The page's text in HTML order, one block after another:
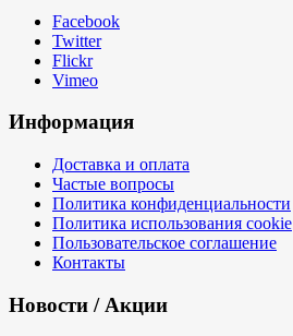
Facebook
Twitter
Flickr
Vimeo
Информация
Доставка и оплата
Частые вопросы
Политика конфиденциальности
Политика использования cookie
Пользовательское соглашение
Контакты
Новости / Акции